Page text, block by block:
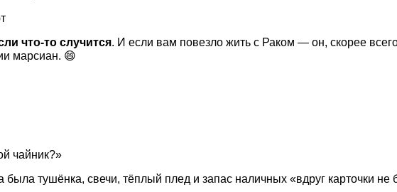
что-то случится. И если вам повезло жить с Раком — он, скорее
марсиан. 😄
чайник?»
тушёнка, свечи, тёплый плед и запас наличных «вдруг карточки не